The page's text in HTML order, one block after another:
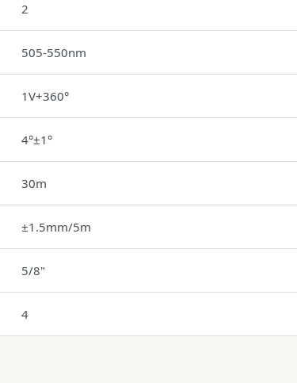
2
505-550nm
1V+360°
4°±1°
30m
±1.5mm/5m
5/8"
4